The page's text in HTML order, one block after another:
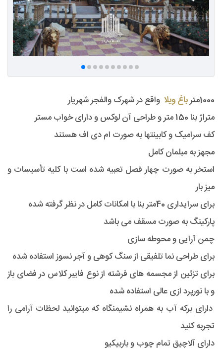
1000متر باغ ویلا واقع در شهرک والفجر شهریار
متراژ بنا 150 متر و طراحی آن لوکس و دارای خواب مستر
کف سرامیک و کابینتها به صورت ام دی اف هستند
مجهز به مبلمان کامل
استخر به صورت چهار فصل تعبیه شده است با کلیه تأسیسات و
میز بار
برای سرایداری 40متر بنا با امکانات کامل در نظر گرفته شده
پارکینگ به صورت مسقف می باشد
چمن آرایی و محوطه سازی
برای طراحی نما تلفیقی از سنگ کوهی و آجر نسوز استفاده شده
برای تزئین از مجسمه های فرشته از نوع فایبر کلاس در فضای باز
و با نورپرد ازی عالی استفاده شده
دارای برکه آب به همراه نشیمنگاه که میتوانید لحظات آرامی را
تجربه کنید
دارای آلاچیق تمام چوب و باربیکیو